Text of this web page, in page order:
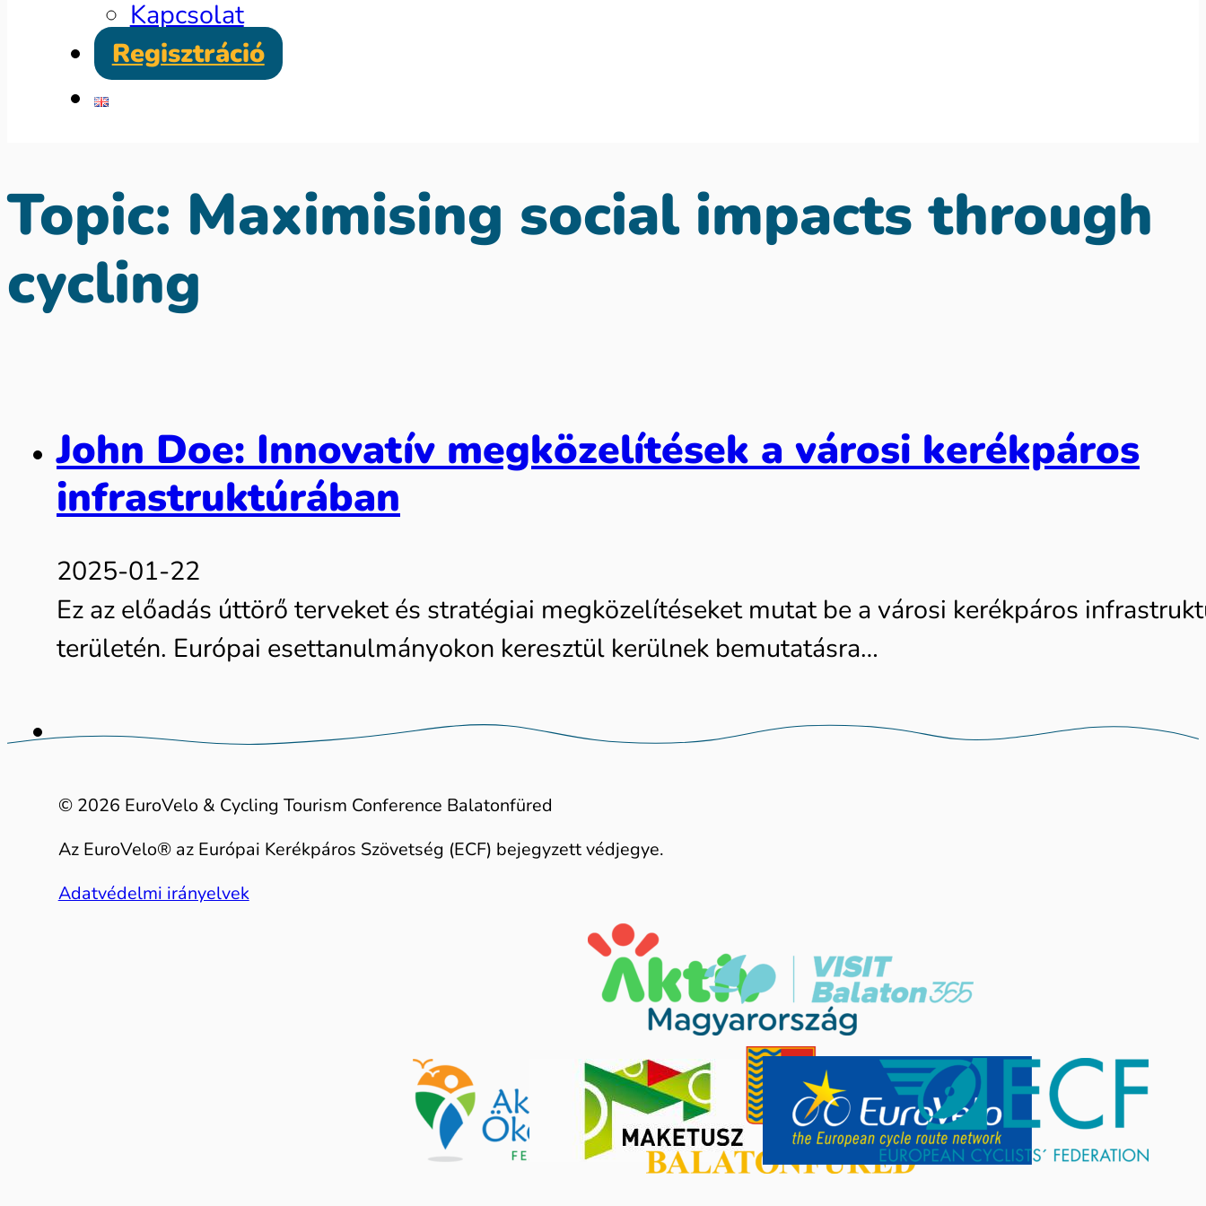
Kapcsolat
Regisztráció
Topic: Maximising social impacts through
cycling
John Doe: Innovatív megközelítések a városi kerékpáros
infrastruktúrában
2025-01-22
Ez az előadás úttörő terveket és stratégiai megközelítéseket mutat be a városi kerékpáros
területén. Európai esettanulmányokon keresztül kerülnek bemutatásra…
© 2026 EuroVelo & Cycling Tourism Conference Balatonfüred
Az EuroVelo® az Európai Kerékpáros Szövetség (ECF) bejegyzett védjegye.
Adatvédelmi irányelvek